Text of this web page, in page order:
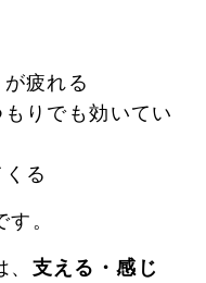
疲れる
りでも効いてい
る
。
支える・感じ